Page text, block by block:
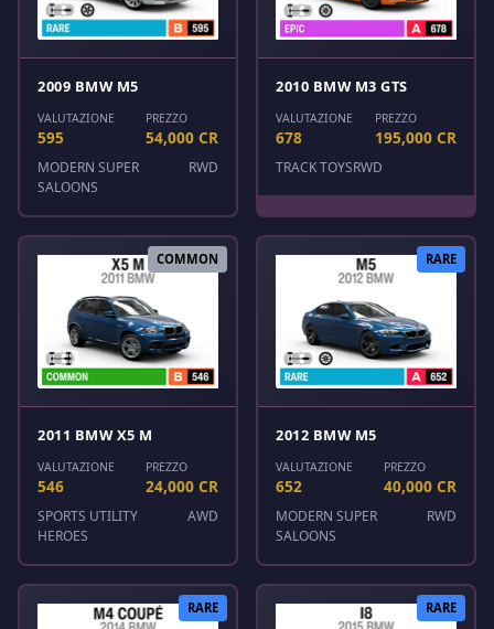
2009 BMW M5
VALUTAZIONE
595
PREZZO
54,000 CR
MODERN SUPER
SALOONS
RWD
2010 BMW M3 GTS
VALUTAZIONE
678
PREZZO
195,000 CR
TRACK TOYSRWD
COMMON
2011 BMW X5 M
VALUTAZIONE
546
PREZZO
24,000 CR
SPORTS UTILITY
HEROES
AWD
RARE
2012 BMW M5
VALUTAZIONE
652
PREZZO
40,000 CR
MODERN SUPER
SALOONS
RWD
RARE RARE